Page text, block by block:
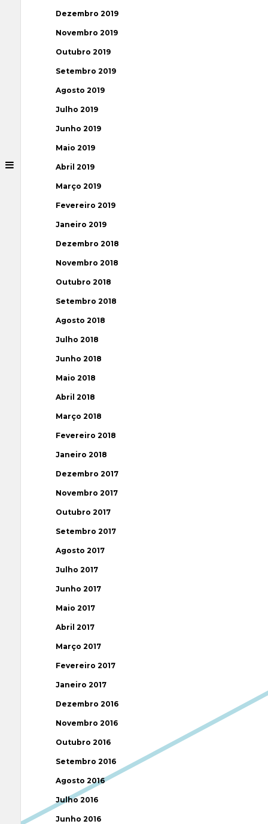
Dezembro 2019
Novembro 2019
Outubro 2019
Setembro 2019
Agosto 2019
Julho 2019
Junho 2019
Maio 2019
Abril 2019
Março 2019
Fevereiro 2019
Janeiro 2019
Dezembro 2018
Novembro 2018
Outubro 2018
Setembro 2018
Agosto 2018
Julho 2018
Junho 2018
Maio 2018
Abril 2018
Março 2018
Fevereiro 2018
Janeiro 2018
Dezembro 2017
Novembro 2017
Outubro 2017
Setembro 2017
Agosto 2017
Julho 2017
Junho 2017
Maio 2017
Abril 2017
Março 2017
Fevereiro 2017
Janeiro 2017
Dezembro 2016
Novembro 2016
Outubro 2016
Setembro 2016
Agosto 2016
Julho 2016
Junho 2016